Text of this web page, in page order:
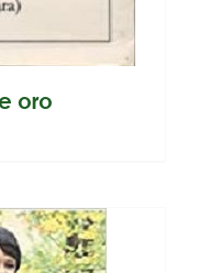
oro